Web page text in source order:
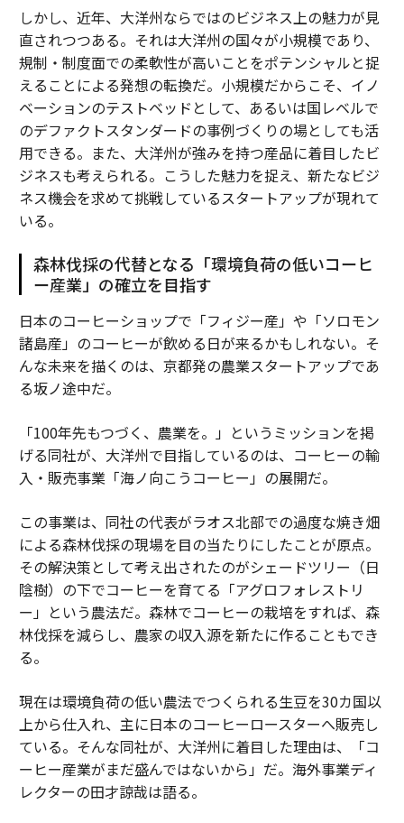
しかし、近年、大洋州ならではのビジネス上の魅力が見
直されつつある。それは大洋州の国々が小規模であり、
規制・制度面での柔軟性が高いことをポテンシャルと捉
えることによる発想の転換だ。小規模だからこそ、イノ
ベーションのテストベッドとして、あるいは国レベルで
のデファクトスタンダードの事例づくりの場としても活
用できる。また、大洋州が強みを持つ産品に着目したビ
ジネスも考えられる。こうした魅力を捉え、新たなビジ
ネス機会を求めて挑戦しているスタートアップが現れて
いる。
森林伐採の代替となる「環境負荷の低いコーヒ
ー産業」の確立を目指す
日本のコーヒーショップで「フィジー産」や「ソロモン
諸島産」のコーヒーが飲める日が来るかもしれない。そ
んな未来を描くのは、京都発の農業スタートアップであ
る坂ノ途中だ。
「100年先もつづく、農業を。」というミッションを掲
げる同社が、大洋州で目指しているのは、コーヒーの輸
入・販売事業「海ノ向こうコーヒー」の展開だ。
この事業は、同社の代表がラオス北部での過度な焼き畑
による森林伐採の現場を目の当たりにしたことが原点。
その解決策として考え出されたのがシェードツリー（日
陰樹）の下でコーヒーを育てる「アグロフォレストリ
ー」という農法だ。森林でコーヒーの栽培をすれば、森
林伐採を減らし、農家の収入源を新たに作ることもでき
る。
現在は環境負荷の低い農法でつくられる生豆を30カ国以
上から仕入れ、主に日本のコーヒーロースターへ販売し
ている。そんな同社が、大洋州に着目した理由は、「コ
ーヒー産業がまだ盛んではないから」だ。海外事業ディ
レクターの田才諒哉は語る。